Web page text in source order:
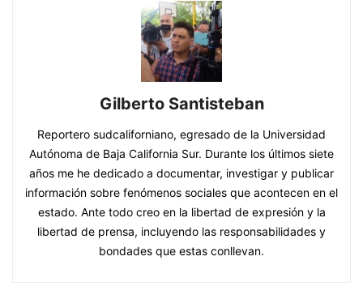
Gilberto Santisteban
Reportero sudcaliforniano, egresado de la Universidad
Autónoma de Baja California Sur. Durante los últimos siete
años me he dedicado a documentar, investigar y publicar
información sobre fenómenos sociales que acontecen en el
estado. Ante todo creo en la libertad de expresión y la
libertad de prensa, incluyendo las responsabilidades y
bondades que estas conllevan.